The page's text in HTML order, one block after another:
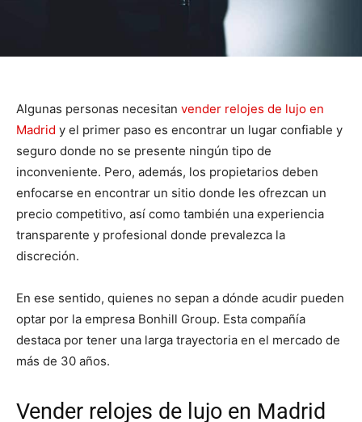
Algunas personas necesitan vender relojes de lujo en
Madrid y el primer paso es encontrar un lugar confiable y
seguro donde no se presente ningún tipo de
inconveniente. Pero, además, los propietarios deben
enfocarse en encontrar un sitio donde les ofrezcan un
precio competitivo, así como también una experiencia
transparente y profesional donde prevalezca la
discreción.
En ese sentido, quienes no sepan a dónde acudir pueden
optar por la empresa Bonhill Group. Esta compañía
destaca por tener una larga trayectoria en el mercado de
más de 30 años.
Vender relojes de lujo en Madrid